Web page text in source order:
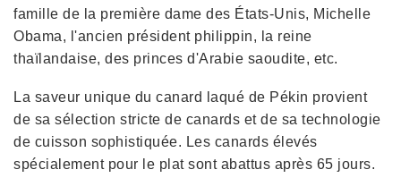
famille de la première dame des États-Unis, Michelle
Obama, l'ancien président philippin, la reine
thaïlandaise, des princes d'Arabie saoudite, etc.
La saveur unique du canard laqué de Pékin provient
de sa sélection stricte de canards et de sa technologie
de cuisson sophistiquée. Les canards élevés
spécialement pour le plat sont abattus après 65 jours.